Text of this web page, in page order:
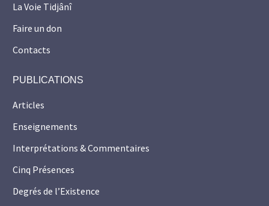
La Voie Tidjânî
Faire un don
Contacts
PUBLICATIONS
Articles
Enseignements
Interprétations & Commentaires
Cinq Présences
Degrés de l’Existence